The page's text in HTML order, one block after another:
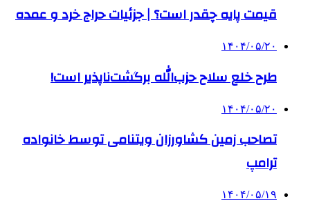
قیمت پایه چقدر است؟ | جزئیات حراج خرد و عمده
۱۴۰۴/۰۵/۲۰
طرح خلع سلاح حزب‌الله برگشت‌ناپذیر است!
۱۴۰۴/۰۵/۲۰
تصاحب زمین کشاورزان ویتنامی توسط خانواده
ترامپ
۱۴۰۴/۰۵/۱۹